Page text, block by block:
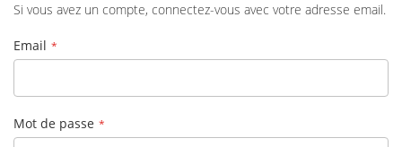
Si vous avez un compte, connectez-vous avec votre adresse email.
Email
Mot de passe